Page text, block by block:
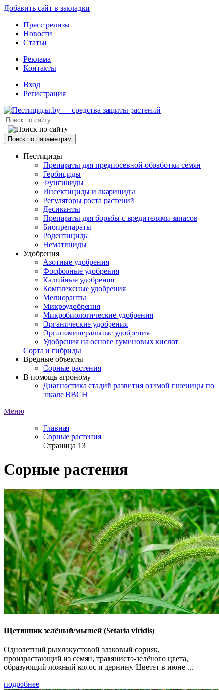
Добавить сайт в закладки
Пресс-релизы
Новости
Статьи
Реклама
Контакты
Вход
Регистрация
Поиск по параметрам
Пестициды
Препараты для предпосевной обработки семян
Гербициды
Фунгициды
Инсектициды и акарициды
Регуляторы роста растений
Десиканты
Препараты для борьбы с вредителями запасов
Биопрепараты
Родентициды
Нематициды
Удобрения
Азотные удобрения
Фосфорные удобрения
Калийные удобрения
Комплексные удобрения
Мелиоранты
Микроудобрения
Микробиологические удобрения
Органические удобрения
Органоминеральные удобрения
Удобрения на основе гуминовых кислот
Сорта и гибриды
Вредные объекты
Сорные растения
В помощь агроному
Диагностика стадий развития озимой пшеницы по
шкале ВВСН
Меню
Главная
Сорные растения
Страница 13
Сорные растения
Щетинник зелёный/мышей (Setaria viridis)
Однолетний рыхлокустовой злаковый сорняк,
произрастающий из семян, травянисто-зелёного цвета,
образующий ложный колос и дернину. Цветет в июне ...
подробнее